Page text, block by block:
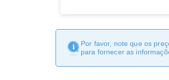
Por favor, note que os
para fornecer as